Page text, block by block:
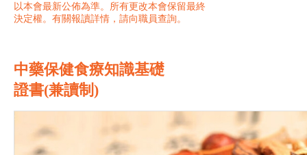
以本會最新公佈為準。所有更改本會保留最終
決定權。有關報讀詳情，請向職員查詢。
中藥保健食療知識基礎
證書(兼讀制)